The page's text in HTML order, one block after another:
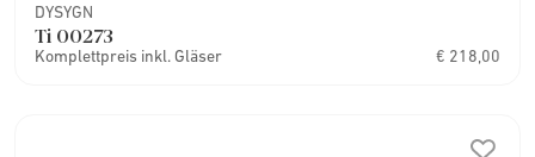
DYSYGN
Ti 00273
Komplettpreis inkl. Gläser € 218,00